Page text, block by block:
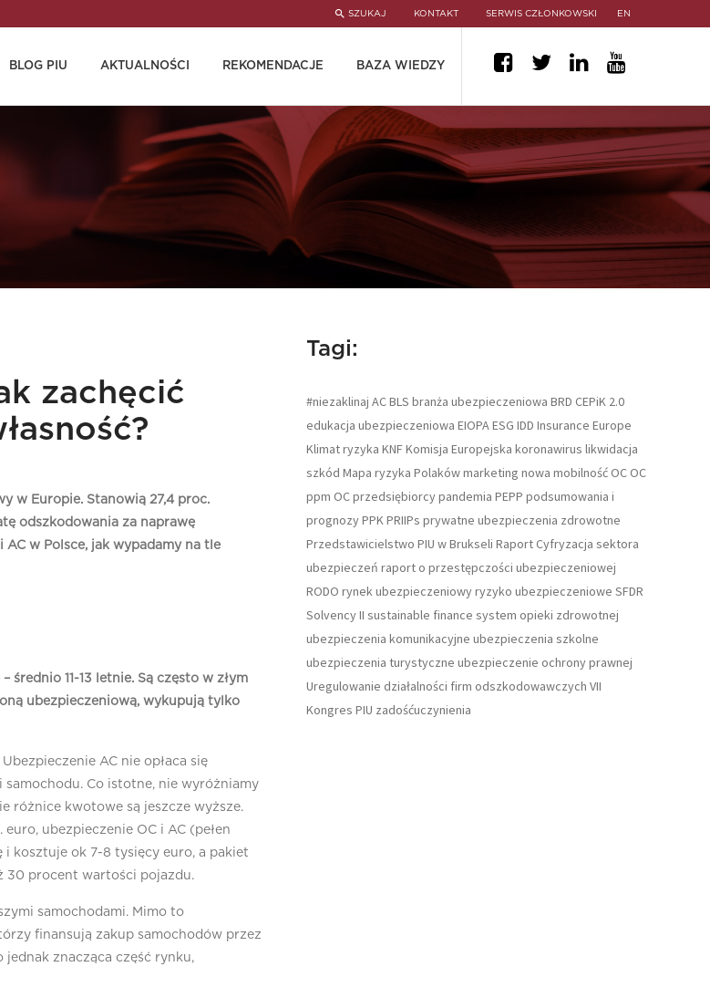
SZUKAJ KONTAKT SERWIS CZŁONKOWSKI EN
BLOG PIU AKTUALNOŚCI REKOMENDACJE BAZA WIEDZY
zachęcić
w Europie. Stanowią 27,4 proc.
odszkodowania za naprawę
w Polsce, jak wypadamy na tle
11-13 letnie. Są często w złym
ubezpieczeniową, wykupują tylko
AC nie opłaca się
samochodu. Co istotne, nie wyróżniamy
różnice kwotowe są jeszcze wyższe.
ubezpieczenie OC i AC (pełen
kosztuje ok 7-8 tysięcy euro, a pakiet
30 procent wartości pojazdu.
samochodami. Mimo to
finansują zakup samochodów przez
jednak znacząca część rynku,
Tagi:
#niezaklinaj ACBLS branża ubezpieczeniowa BRD CEPiK 2.0
edukacja ubezpieczeniowa EIOPAESG IDD Insurance Europe
Klimat ryzyka KNF Komisja Europejska koronawirus likwidacja
szkód Mapa ryzyka Polakówmarketing nowa mobilność OC OC
ppm OC przedsiębiorcypandemia PEPP podsumowania i
prognozyPPKPRIIPs prywatne ubezpieczenia zdrowotne
Przedstawicielstwo PIU w Brukseli Raport Cyfryzacja sektora
ubezpieczeń raport o przestępczości ubezpieczeniowej
RODO rynek ubezpieczeniowyryzyko ubezpieczeniowe SFDR
Solvency II sustainable finance system opieki zdrowotnej
ubezpieczenia komunikacyjne ubezpieczenia szkolne
ubezpieczenia turystyczne ubezpieczenie ochrony prawnej
Uregulowanie działalności firm odszkodowawczych VII
Kongres PIU zadośćuczynienia